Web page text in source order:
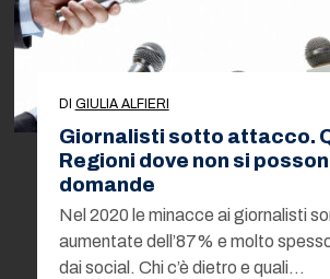
DI GIULIA ALFIERI
Giornalisti sotto attacco.
Regioni dove non si
domande
Nel 2020 le minacce ai giornalisti
aumentate dell’87% e molto
dai social. Chi c’è dietro e quali…